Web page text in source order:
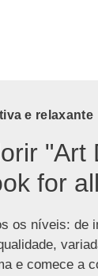
e relaxante
"Art
for
os níveis: de
e comece a